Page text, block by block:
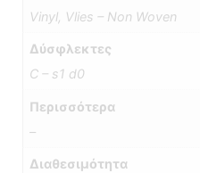
Vinyl, Vlies – Non Woven
Δύσφλεκτες
C – s1 d0
Περισσότερα
–
Διαθεσιμότητα